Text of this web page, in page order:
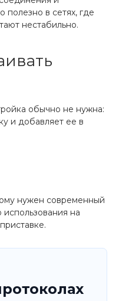
полезно в сетях, где
нестабильно.
обычно не нужна:
и добавляет ее в
нужен современный
на